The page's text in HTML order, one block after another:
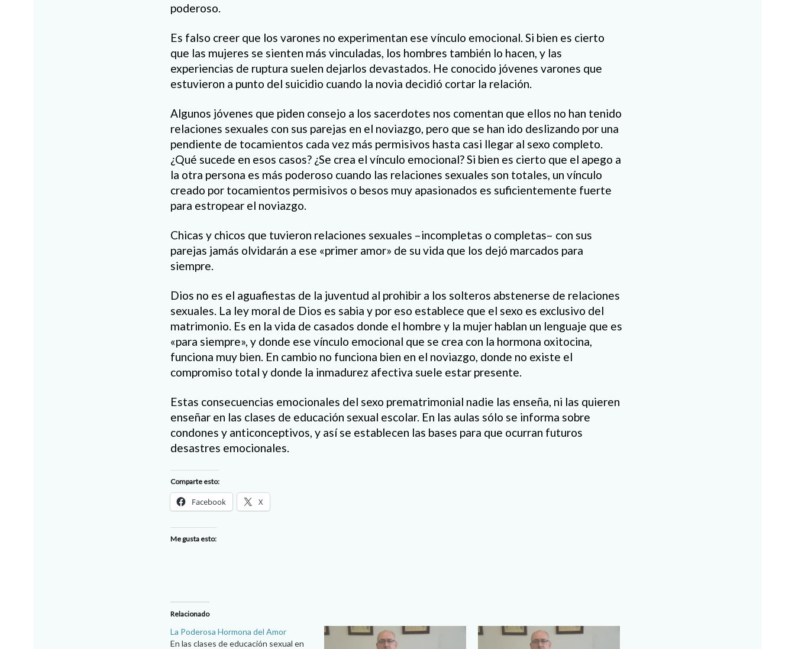
poderoso.
Es falso creer que los varones no experimentan ese vínculo emocional. Si bien es cierto
que las mujeres se sienten más vinculadas, los hombres también lo hacen, y las
experiencias de ruptura suelen dejarlos devastados. He conocido jóvenes varones que
estuvieron a punto del suicidio cuando la novia decidió cortar la relación.
Algunos jóvenes que piden consejo a los sacerdotes nos comentan que ellos no han tenido
relaciones sexuales con sus parejas en el noviazgo, pero que se han ido deslizando por una
pendiente de tocamientos cada vez más permisivos hasta casi llegar al sexo completo.
¿Qué sucede en esos casos? ¿Se crea el vínculo emocional? Si bien es cierto que el apego a
la otra persona es más poderoso cuando las relaciones sexuales son totales, un vínculo
creado por tocamientos permisivos o besos muy apasionados es suficientemente fuerte
para estropear el noviazgo.
Chicas y chicos que tuvieron relaciones sexuales –incompletas o completas– con sus
parejas jamás olvidarán a ese «primer amor» de su vida que los dejó marcados para
siempre.
Dios no es el aguafiestas de la juventud al prohibir a los solteros abstenerse de relaciones
sexuales. La ley moral de Dios es sabia y por eso establece que el sexo es exclusivo del
matrimonio. Es en la vida de casados donde el hombre y la mujer hablan un lenguaje que es
«para siempre», y donde ese vínculo emocional que se crea con la hormona oxitocina,
funciona muy bien. En cambio no funciona bien en el noviazgo, donde no existe el
compromiso total y donde la inmadurez afectiva suele estar presente.
Estas consecuencias emocionales del sexo prematrimonial nadie las enseña, ni las quieren
enseñar en las clases de educación sexual escolar. En las aulas sólo se informa sobre
condones y anticonceptivos, y así se establecen las bases para que ocurran futuros
desastres emocionales.
Comparte esto:
Facebook X
Me gusta esto:
Relacionado
La Poderosa Hormona del Amor
En las clases de educación sexual en